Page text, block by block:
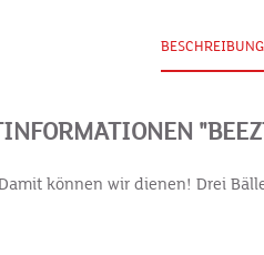
BESCHREIBUNG
können wir dienen! Drei